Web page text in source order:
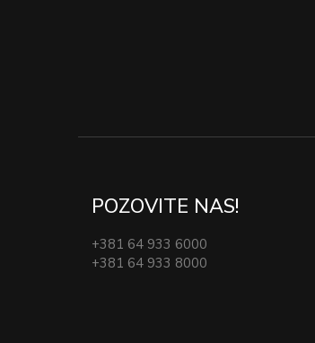
POZOVITE NAS!
+381 64 933 6000
+381 64 933 8000